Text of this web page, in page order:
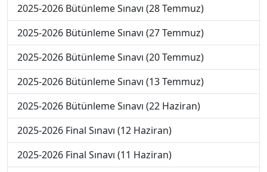
2025-2026 Bütünleme Sınavı (28 Temmuz)
2025-2026 Bütünleme Sınavı (27 Temmuz)
2025-2026 Bütünleme Sınavı (20 Temmuz)
2025-2026 Bütünleme Sınavı (13 Temmuz)
2025-2026 Bütünleme Sınavı (22 Haziran)
2025-2026 Final Sınavı (12 Haziran)
2025-2026 Final Sınavı (11 Haziran)